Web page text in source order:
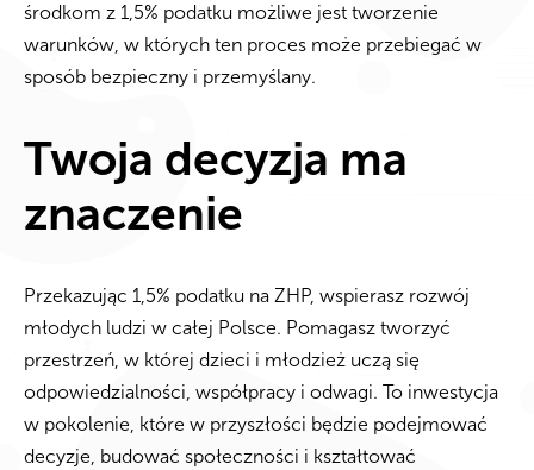
środkom z 1,5% podatku możliwe jest tworzenie
warunków, w których ten proces może przebiegać w
sposób bezpieczny i przemyślany.
Twoja decyzja ma
znaczenie
Przekazując 1,5% podatku na ZHP, wspierasz rozwój
młodych ludzi w całej Polsce. Pomagasz tworzyć
przestrzeń, w której dzieci i młodzież uczą się
odpowiedzialności, współpracy i odwagi. To inwestycja
w pokolenie, które w przyszłości będzie podejmować
decyzje, budować społeczności i kształtować